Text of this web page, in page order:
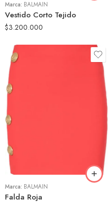
Marca: BALMAIN
Vestido Corto Tejido
$3.200.000
Marca: BALMAIN
Falda Roja